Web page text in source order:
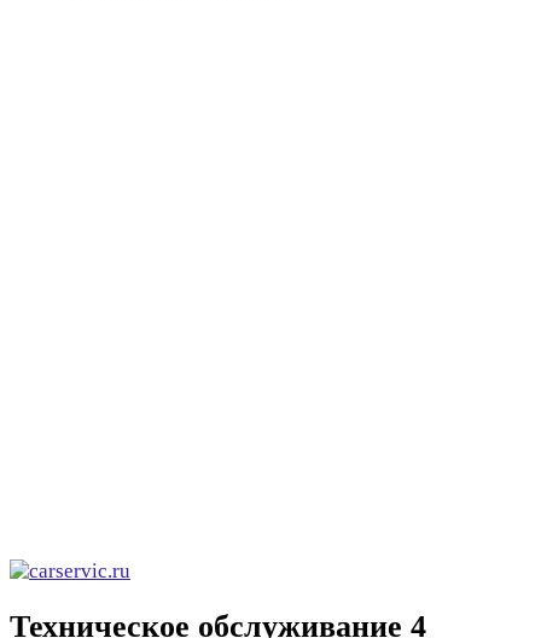
Техническое обслуживание 4